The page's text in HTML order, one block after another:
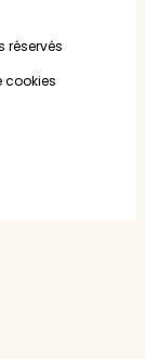
réservés
cookies